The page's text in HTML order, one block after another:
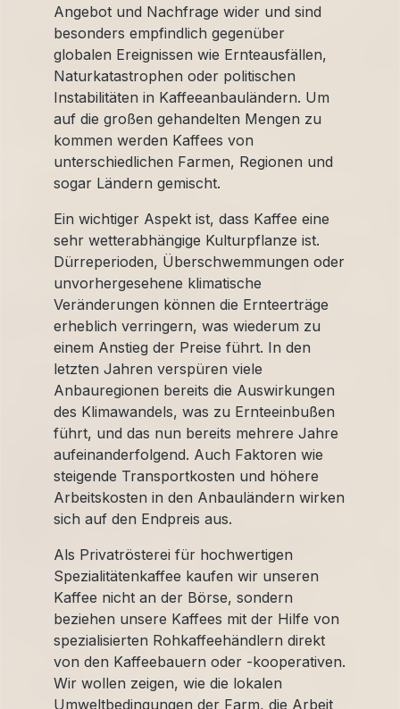
Angebot und Nachfrage wider und sind
besonders empfindlich gegenüber
globalen Ereignissen wie Ernteausfällen,
Naturkatastrophen oder politischen
Instabilitäten in Kaffeeanbauländern. Um
auf die großen gehandelten Mengen zu
kommen werden Kaffees von
unterschiedlichen Farmen, Regionen und
sogar Ländern gemischt.
Ein wichtiger Aspekt ist, dass Kaffee eine
sehr wetterabhängige Kulturpflanze ist.
Dürreperioden, Überschwemmungen oder
unvorhergesehene klimatische
Veränderungen können die Ernteerträge
erheblich verringern, was wiederum zu
einem Anstieg der Preise führt. In den
letzten Jahren verspüren viele
Anbauregionen bereits die Auswirkungen
des Klimawandels, was zu Ernteeinbußen
führt, und das nun bereits mehrere Jahre
aufeinanderfolgend. Auch Faktoren wie
steigende Transportkosten und höhere
Arbeitskosten in den Anbauländern wirken
sich auf den Endpreis aus.
Als Privatrösterei für hochwertigen
Spezialitätenkaffee kaufen wir unseren
Kaffee nicht an der Börse, sondern
beziehen unsere Kaffees mit der Hilfe von
spezialisierten Rohkaffeehändlern direkt
von den Kaffeebauern oder -kooperativen.
Wir wollen zeigen, wie die lokalen
Umweltbedingungen der Farm, die Arbeit